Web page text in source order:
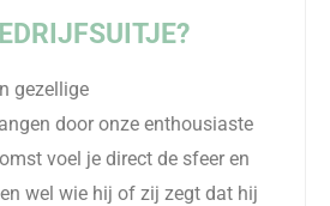
?
gezellige
door onze enthousiaste
voel je direct de sfeer en
wel wie hij of zij zegt dat hij